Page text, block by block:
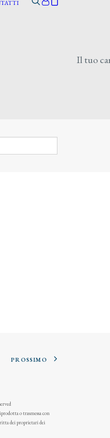
Il tuo
PROSSIMO
o trasmessa con
dei proprietari dei